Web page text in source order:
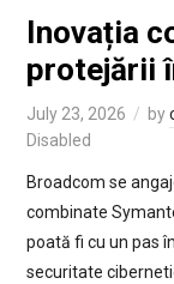
Inovația
protejării
July 23, 2026 by
Disabled
Broadcom se
combinate
poată fi cu un pas
securitate